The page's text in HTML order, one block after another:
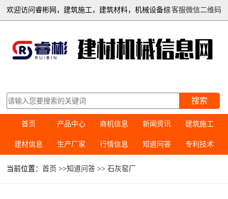
客服微信二维码
欢迎访问睿彬网，建筑施工，建筑材料，机械设备综
搜索
首页 产品中心 商机信息 新闻资讯 建筑施工
建材信息 生产厂家 行情信息 知道问答 专利技术
当前位置：首页 >>知道问答 >>石灰窑厂